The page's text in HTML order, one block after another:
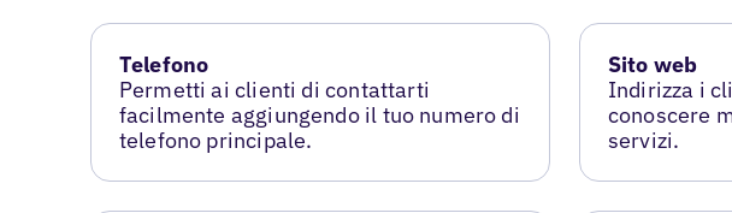
Telefono
Permetti ai clienti di contattarti
facilmente aggiungendo il tuo numero di
telefono principale.
Sito web
Indirizza i
conoscere
servizi.